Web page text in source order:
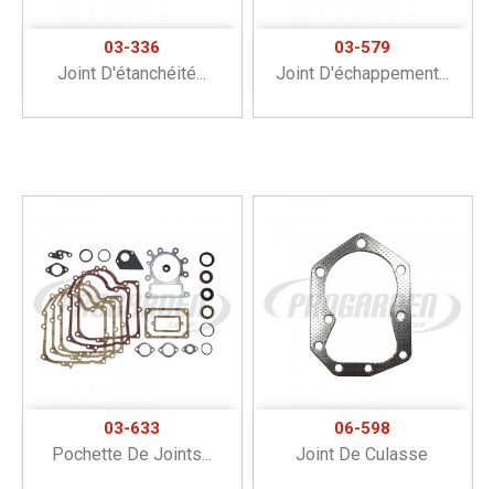
03-336
Joint D'étanchéité...
03-579
Joint D'échappement...
03-633
Pochette De Joints...
06-598
Joint De Culasse